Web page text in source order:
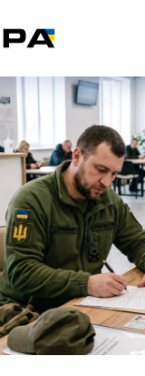
| Перерахунок